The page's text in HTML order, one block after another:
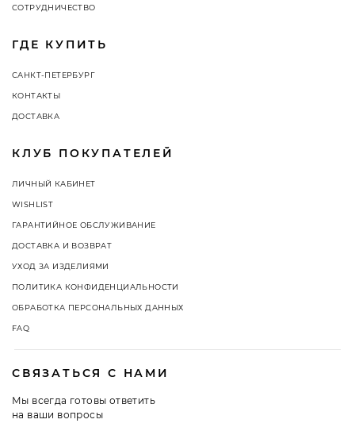
СОТРУДНИЧЕСТВО
ГДЕ КУПИТЬ
САНКТ-ПЕТЕРБУРГ
КОНТАКТЫ
ДОСТАВКА
КЛУБ ПОКУПАТЕЛЕЙ
ЛИЧНЫЙ КАБИНЕТ
WISHLIST
ГАРАНТИЙНОЕ ОБСЛУЖИВАНИЕ
ДОСТАВКА И ВОЗВРАТ
УХОД ЗА ИЗДЕЛИЯМИ
ПОЛИТИКА КОНФИДЕНЦИАЛЬНОСТИ
ОБРАБОТКА ПЕРСОНАЛЬНЫХ ДАННЫХ
FAQ
СВЯЗАТЬСЯ С НАМИ
Мы всегда готовы ответить
на ваши вопросы